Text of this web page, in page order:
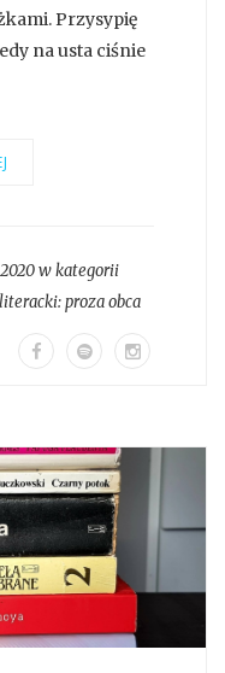
Przysypię
na usta ciśnie
w kategorii
proza obca